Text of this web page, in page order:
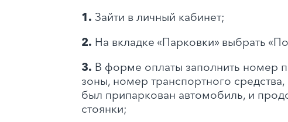
1. Зайти в личный кабинет;
2. На вкладке «Парковки» выбрать
3. В форме оплаты заполнить номер
зоны, номер транспортного средства,
был припаркован автомобиль, и
стоянки;